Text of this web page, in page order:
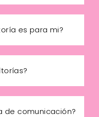
es para mi?
de comunicación?